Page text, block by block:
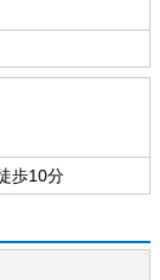
歩10分